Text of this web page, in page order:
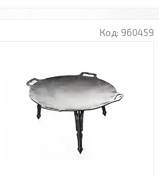
960459